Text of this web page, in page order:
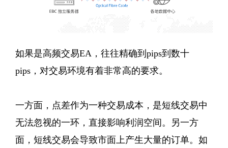
如果是高频交易EA，往往精确到pips到数十
pips，对交易环境有着非常高的要求。
一方面，点差作为一种交易成本，是短线交易中
无法忽视的一环，直接影响利润空间。另一方
面，短线交易会导致市面上产生大量的订单。如